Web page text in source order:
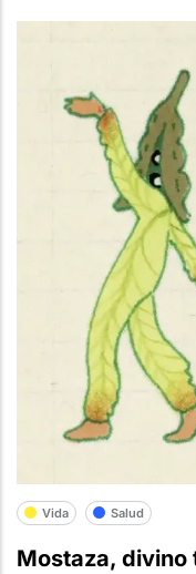
Vida Salud
Mostaza, divino